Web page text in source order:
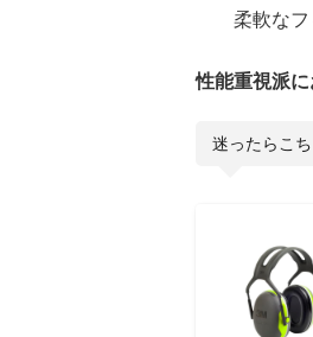
柔軟な
性能重視派
迷ったらこち